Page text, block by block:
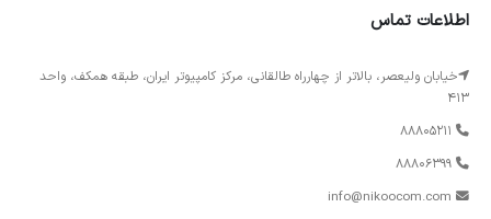
اطلاعات تماس
خیابان ولیعصر، بالاتر از چهارراه طالقانی، مرکز کامپیوتر ایران، طبقه همکف، واحد
413
88805211
88806399
info@nikoocom.com